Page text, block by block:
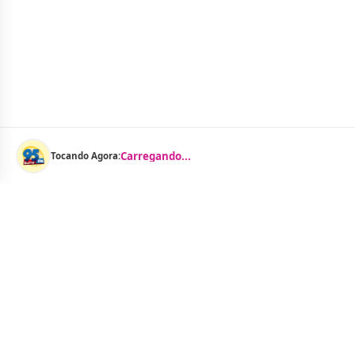
Tocando Agora:Carregando...